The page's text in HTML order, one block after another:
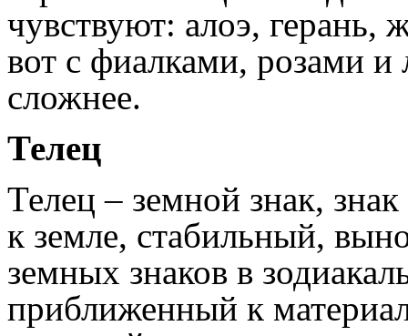
чувствуют: алоэ, герань,
вот с фиалками, розами
сложнее.
Телец
Телец – земной знак,
к земле, стабильный,
земных знаков в
приближенный к